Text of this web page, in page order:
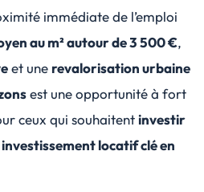
immédiate de l’emploi
au m² autour de 3 500 €,
et une revalorisation urbaine
est une opportunité à fort
ceux qui souhaitentinvestir
investissement locatif clé en